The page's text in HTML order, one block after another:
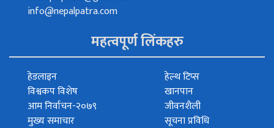
info@nepalpatra.com
महत्वपूर्ण लिंकहरु
हेडलाइन
विश्वकप विशेष
आम निर्वाचन-२०७९
मुख्य समाचार
हेल्थ टिप्स
खानपान
जीवनशैली
सूचना प्रविधि